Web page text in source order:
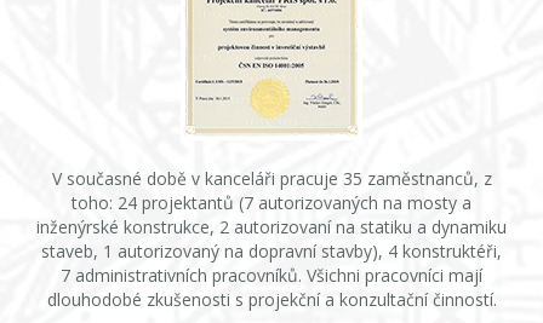
V současné době v kanceláři pracuje 35 zaměstnanců, z
toho: 24 projektantů (7 autorizovaných na mosty a
inženýrské konstrukce, 2 autorizovaní na statiku a dynamiku
staveb, 1 autorizovaný na dopravní stavby), 4 konstruktéři,
7 administrativních pracovníků. Všichni pracovníci mají
dlouhodobé zkušenosti s projekční a konzultační činností.